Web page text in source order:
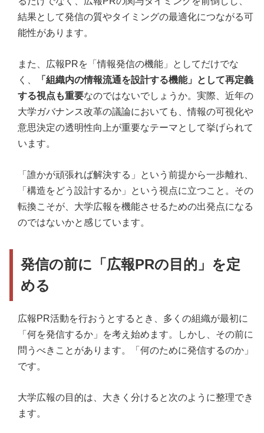
結果として発信の質やタイミングの最適化につながる可
能性があります。
また、広報PRを「情報発信の機能」としてだけでな
く、
「組織内の情報流通を設計する機能」として再定義
する視点も重要なのではないでしょうか。実際、近年の
大学ガバナンス改革の議論においても、情報の可視化や
意思決定の透明性向上が重要なテーマとして挙げられて
います。
「誰かが頑張れば解決する」という前提から一歩離れ、
「構造をどう設計するか」という視点に立つこと。その
転換こそが、大学広報を機能させるための出発点になる
のではないかと感じています。
発信の前に「広報PRの目的」を定
める
広報PR活動を行おうとするとき、多くの組織が最初に
「何を発信するか」を考え始めます。しかし、その前に
問うべきことがあります。「何のために発信するのか」
です。
大学広報の目的は、大きく分けると次のように整理でき
ます。